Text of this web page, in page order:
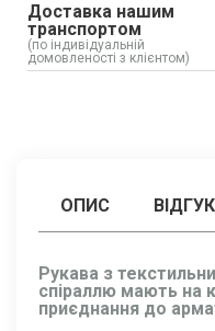
Доставка нашим
транспортом
(по індивідуальній
домовленості з клієнтом)
ОПИС
Рукава з
спіраллю мають на
приєднання до